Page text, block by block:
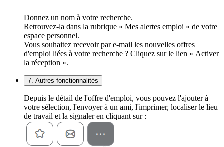
Donnez un nom à votre recherche.
Retrouvez-la dans la rubrique « Mes alertes emploi » de votre
espace personnel.
Vous souhaitez recevoir par e-mail les nouvelles offres
d'emploi liées à votre recherche ? Cliquez sur le lien « Activer
la réception ».
7. Autres fonctionnalités
Depuis le détail de l'offre d'emploi, vous pouvez l'ajouter à
votre sélection, l'envoyer à un ami, l'imprimer, localiser le lieu
de travail et la signaler en cliquant sur :